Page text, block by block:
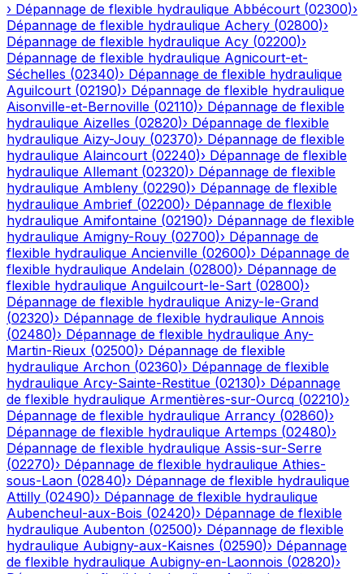
› Dépannage de flexible hydraulique Abbécourt (02300)›
Dépannage de flexible hydraulique Achery (02800)›
Dépannage de flexible hydraulique Acy (02200)›
Dépannage de flexible hydraulique Agnicourt-et-
Séchelles (02340)› Dépannage de flexible hydraulique
Aguilcourt (02190)› Dépannage de flexible hydraulique
Aisonville-et-Bernoville (02110)› Dépannage de flexible
hydraulique Aizelles (02820)› Dépannage de flexible
hydraulique Aizy-Jouy (02370)› Dépannage de flexible
hydraulique Alaincourt (02240)› Dépannage de flexible
hydraulique Allemant (02320)› Dépannage de flexible
hydraulique Ambleny (02290)› Dépannage de flexible
hydraulique Ambrief (02200)› Dépannage de flexible
hydraulique Amifontaine (02190)› Dépannage de flexible
hydraulique Amigny-Rouy (02700)› Dépannage de
flexible hydraulique Ancienville (02600)› Dépannage de
flexible hydraulique Andelain (02800)› Dépannage de
flexible hydraulique Anguilcourt-le-Sart (02800)›
Dépannage de flexible hydraulique Anizy-le-Grand
(02320)› Dépannage de flexible hydraulique Annois
(02480)› Dépannage de flexible hydraulique Any-
Martin-Rieux (02500)› Dépannage de flexible
hydraulique Archon (02360)› Dépannage de flexible
hydraulique Arcy-Sainte-Restitue (02130)› Dépannage
de flexible hydraulique Armentières-sur-Ourcq (02210)›
Dépannage de flexible hydraulique Arrancy (02860)›
Dépannage de flexible hydraulique Artemps (02480)›
Dépannage de flexible hydraulique Assis-sur-Serre
(02270)› Dépannage de flexible hydraulique Athies-
sous-Laon (02840)› Dépannage de flexible hydraulique
Attilly (02490)› Dépannage de flexible hydraulique
Aubencheul-aux-Bois (02420)› Dépannage de flexible
hydraulique Aubenton (02500)› Dépannage de flexible
hydraulique Aubigny-aux-Kaisnes (02590)› Dépannage
de flexible hydraulique Aubigny-en-Laonnois (02820)›